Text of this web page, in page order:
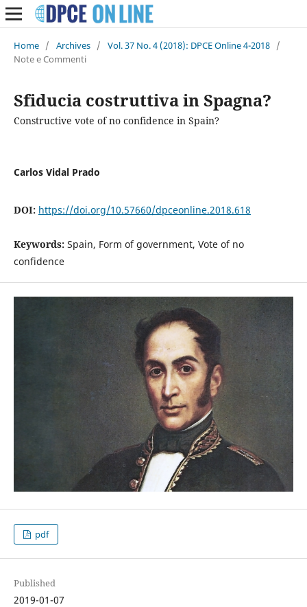
Home / Archives / Vol. 37 No. 4 (2018): DPCE Online 4-2018 /
Note e Commenti
Sfiducia costruttiva in Spagna?
Constructive vote of no confidence in Spain?
Carlos Vidal Prado
DOI: https://doi.org/10.57660/dpceonline.2018.618
Keywords: Spain, Form of government, Vote of no
confidence
pdf
Published
2019-01-07